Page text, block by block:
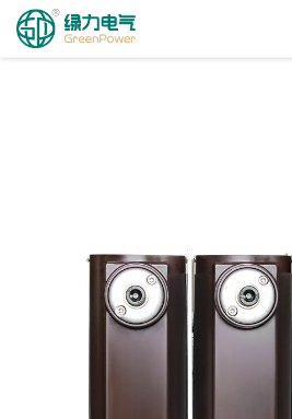
Tungkol Sa Amin
Mga Solusyon